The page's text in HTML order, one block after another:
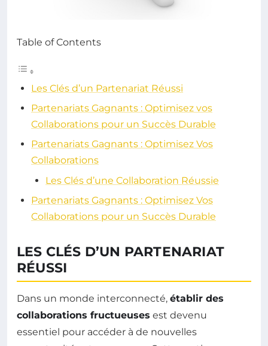
Table of Contents
Les Clés d’un Partenariat Réussi
Partenariats Gagnants : Optimisez vos
Collaborations pour un Succès Durable
Partenariats Gagnants : Optimisez Vos
Collaborations
Les Clés d’une Collaboration Réussie
Partenariats Gagnants : Optimisez Vos
Collaborations pour un Succès Durable
LES CLÉS D’UN PARTENARIAT
RÉUSSI
Dans un monde interconnecté, établir des
collaborations fructueuses est devenu
essentiel pour accéder à de nouvelles